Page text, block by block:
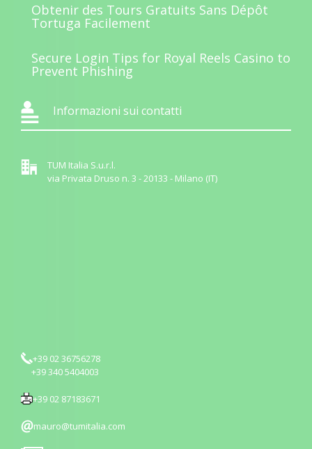
Obtenir des Tours Gratuits Sans Dépôt
Tortuga Facilement
Secure Login Tips for Royal Reels Casino to
Prevent Phishing
Informazioni sui contatti
TUM Italia S.u.r.l.
via Privata Druso n. 3 - 20133 - Milano (IT)
+39 02 36756278
+39 340 5404003
+39 02 87183671
mauro@tumitalia.com